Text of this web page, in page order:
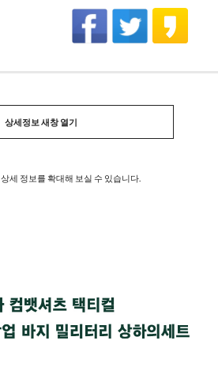
상세정보 새창 열기
상세 정보를 확대해 보실 수 있습니다.